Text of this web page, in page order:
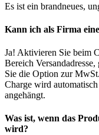
Es ist ein brandneues,
Kann ich als Firma
Ja! Aktivieren Sie beim
Bereich
Sie die Option zur
Charge wird
angehängt.
Was ist, wenn das
wird?